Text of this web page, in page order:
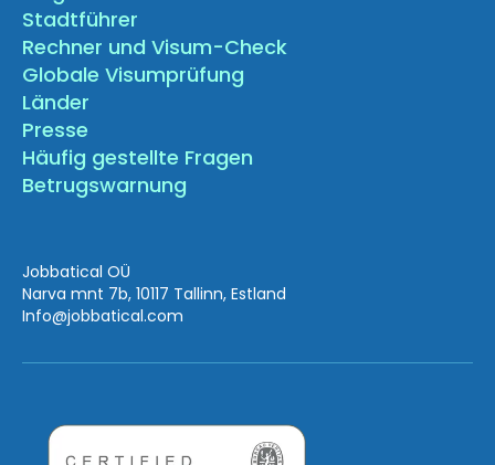
Stadtführer
Rechner und Visum-Check
Globale Visumprüfung
Länder
Presse
Häufig gestellte Fragen
Betrugswarnung
Jobbatical OÜ
Narva mnt 7b, 10117 Tallinn, Estland
Info@jobbatical.com